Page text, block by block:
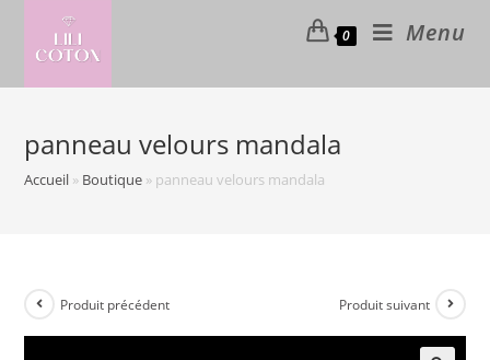
content
0 Menu
panneau velours mandala
Accueil » Boutique » panneau velours mandala
Produit précédent Produit suivant